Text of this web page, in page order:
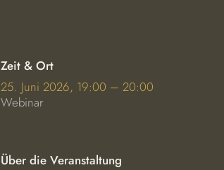
Zeit & Ort
25. Juni 2026, 19:00 – 20:00
Webinar
Über die Veranstaltung